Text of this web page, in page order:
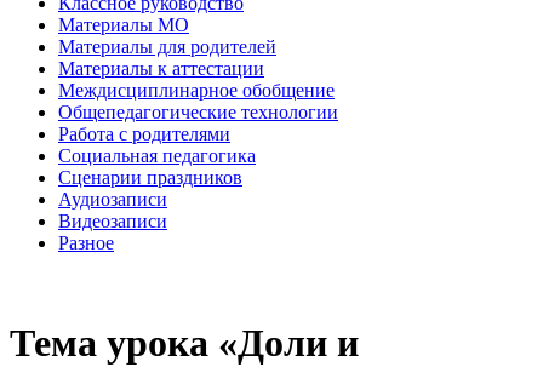
Материалы МО
Материалы для родителей
Материалы к аттестации
Междисциплинарное обобщение
Общепедагогические технологии
Работа с родителями
Социальная педагогика
Сценарии праздников
Аудиозаписи
Видеозаписи
Разное
Тема урока «Доли и